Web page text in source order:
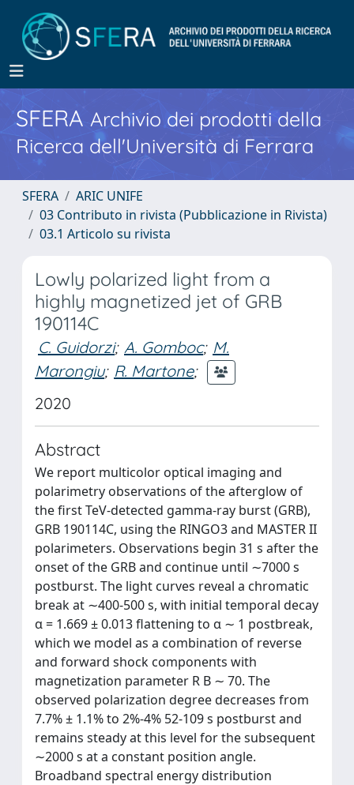
SFERA Archivio dei prodotti della
Ricerca dell'Università di Ferrara
SFERA
ARIC UNIFE
03 Contributo in rivista (Pubblicazione in Rivista)
03.1 Articolo su rivista
Lowly polarized light from a
highly magnetized jet of GRB
190114C
C. Guidorzi; A. Gomboc; M.
Marongiu; R. Martone;
2020
Abstract
We report multicolor optical imaging and
polarimetry observations of the afterglow of
the first TeV-detected gamma-ray burst (GRB),
GRB 190114C, using the RINGO3 and MASTER II
polarimeters. Observations begin 31 s after the
onset of the GRB and continue until ∼7000 s
postburst. The light curves reveal a chromatic
break at ∼400-500 s, with initial temporal decay
α = 1.669 ± 0.013 flattening to α ∼ 1 postbreak,
which we model as a combination of reverse
and forward shock components with
magnetization parameter R B ∼ 70. The
observed polarization degree decreases from
7.7% ± 1.1% to 2%-4% 52-109 s postburst and
remains steady at this level for the subsequent
∼2000 s at a constant position angle.
Broadband spectral energy distribution